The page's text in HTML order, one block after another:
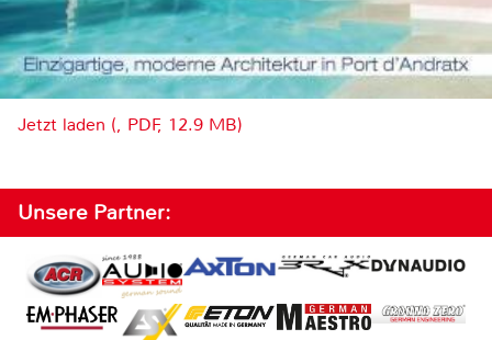
Jetzt laden (, PDF, 12.9 MB)
Unsere Partner: